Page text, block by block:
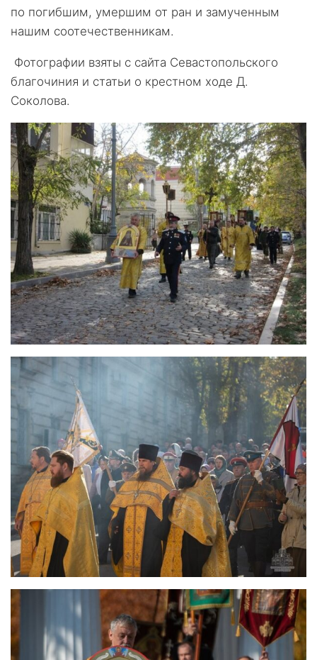
по погибшим, умершим от ран и замученным
нашим соотечественникам.
Фотографии взяты с сайта Севастопольского
благочиния и статьи о крестном ходе Д.
Соколова.